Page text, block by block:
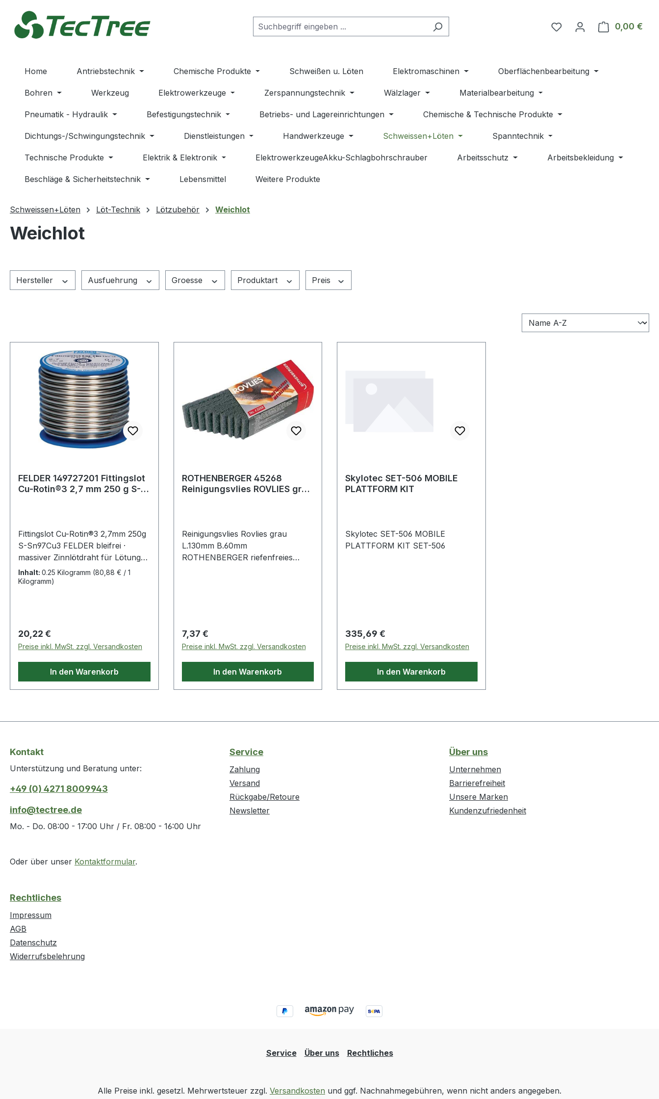
Hauptinhalt springen
Zur Suche springen
Zur Hauptnavigation springen
Du hast 0 Produkte auf
0,00 €
Home Antriebstechnik Chemische Produkte Schweißen u. Löten Elektromaschinen Oberflächenbearbeitung
Bohren Werkzeug Elektrowerkzeuge Zerspannungstechnik Wälzlager Materialbearbeitung
Pneumatik - Hydraulik Befestigungstechnik Betriebs- und Lagereinrichtungen Chemische & Technische Produkte
Dichtungs-/Schwingungstechnik Dienstleistungen Handwerkzeuge Schweissen+Löten Spanntechnik
Technische Produkte Elektrik & Elektronik ElektrowerkzeugeAkku-Schlagbohrschrauber Arbeitsschutz Arbeitsbekleidung
Beschläge & Sicherheitstechnik Lebensmittel Weitere Produkte
Schweissen+Löten Löt-Technik Lötzubehör Weichlot
Weichlot
Hersteller Ausfuehrung Groesse Produktart Preis
FELDER 149727201 Fittingslot
Cu-Rotin®3 2,7 mm 250 g S-
Fittingslot Cu-Rotin®3 2,7mm 250g
S-Sn97Cu3 FELDER bleifrei ·
massiver Zinnlötdraht für Lötungen
in der Kalt- und
Warmwasserinstallation, an
und Klimatechnik · DIN EN 29453 ·
ausgezeichnet mit dem
Gütezeichen der
Gütergemeinschaft Kupferrohre
e.V.· ohne Flussmittelfüllung
Inhalt: 0.25 Kilogramm (80,88 € / 1
Kilogramm)
Regulärer Preis:
20,22 €
Preise inkl. MwSt. zzgl. Versandkosten
In den Warenkorb
ROTHENBERGER 45268
Reinigungsvlies ROVLIES grau
Reinigungsvlies Rovlies grau
L.130mm B.60mm
ROTHENBERGER riefenfreies
trocken einsetzbar ·
lösungsmittelbeständig · 10er-
PackWeitere technische
Eigenschaften:· Breite: 60mm·
Länge: 130mm· Farbe: grau
Regulärer Preis:
7,37 €
Preise inkl. MwSt. zzgl. Versandkosten
In den Warenkorb
Skylotec SET-506 MOBILE
PLATTFORM KIT
Skylotec SET-506 MOBILE
PLATTFORM KIT SET-506
Regulärer Preis:
335,69 €
Preise inkl. MwSt. zzgl. Versandkosten
In den Warenkorb
Kontakt
Unterstützung und Beratung unter:
+49 (0) 4271 8009943
info@tectree.de
Mo. - Do. 08:00 - 17:00 Uhr / Fr. 08:00 - 16:00 Uhr
Oder über unser Kontaktformular.
Service
Zahlung
Versand
Rückgabe/Retoure
Newsletter
Über uns
Unternehmen
Barrierefreiheit
Unsere Marken
Kundenzufriedenheit
Rechtliches
Impressum
AGB
Datenschutz
Widerrufsbelehrung
Service Über uns Rechtliches
Alle Preise inkl. gesetzl. Mehrwertsteuer zzgl. Versandkosten und ggf. Nachnahmegebühren, wenn nicht anders angegeben.